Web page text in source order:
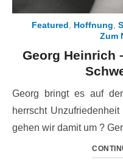
Featured Hoffnung
Zum
Georg Heinrich
Georg bringt es auf
herrscht
gehen wir damit um ?